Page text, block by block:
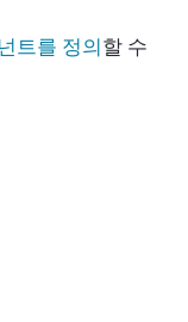
트를 정의할 수